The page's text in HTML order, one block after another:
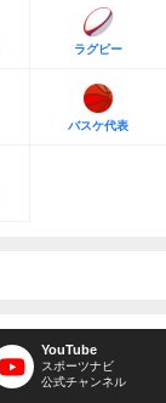
ラグビー
バスケ代表
YouTube
スポーツナビ
公式チャンネル